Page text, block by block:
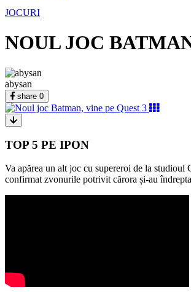
JOCURI
NOUL JOC
abysan
share 0
TOP 5 PE IPON
Va apărea un alt joc cu supereroi de la
confirmat zvonurile potrivit cărora și-au